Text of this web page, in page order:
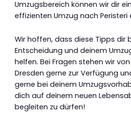
Umzugsbereich können wir dir
effizienten Umzug nach Peristeri
Wir hoffen, dass diese Tipps dir
Entscheidung und deinem
helfen. Bei Fragen stehen wir
Dresden gerne zur Verfügung
gerne bei deinem
dich auf deinem neuen
begleiten zu dürfen!